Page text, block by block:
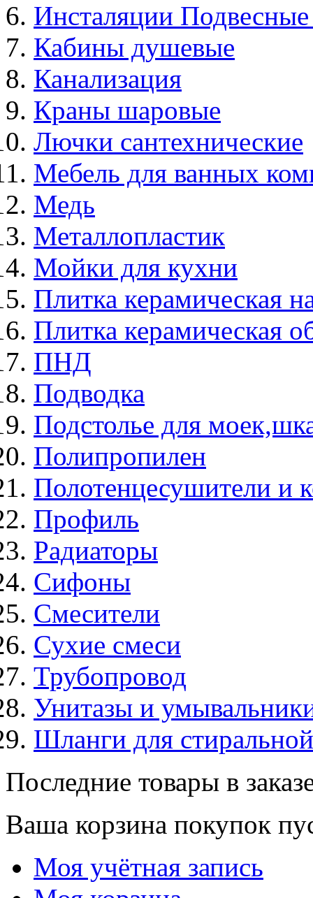
Инсталяции
Кабины душевые
Канализация
Краны шаровые
Лючки сантехнические
Мебель для ванных
Медь
Металлопластик
Мойки для кухни
Плитка керамическая
Плитка керамическая
ПНД
Подводка
Подстолье для
Полипропилен
Полотенцесушители и
Профиль
Радиаторы
Сифоны
Смесители
Сухие смеси
Трубопровод
Унитазы и
Шланги для
Последние товары в
Ваша корзина покупок
Моя учётная запись